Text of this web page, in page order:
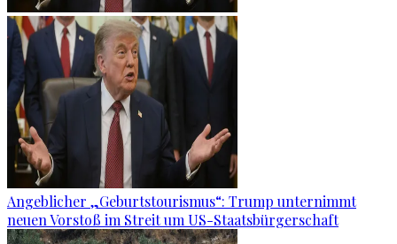
Angeblicher „Geburtstourismus“: Trump unternimmt
neuen Vorstoß im Streit um US-Staatsbürgerschaft